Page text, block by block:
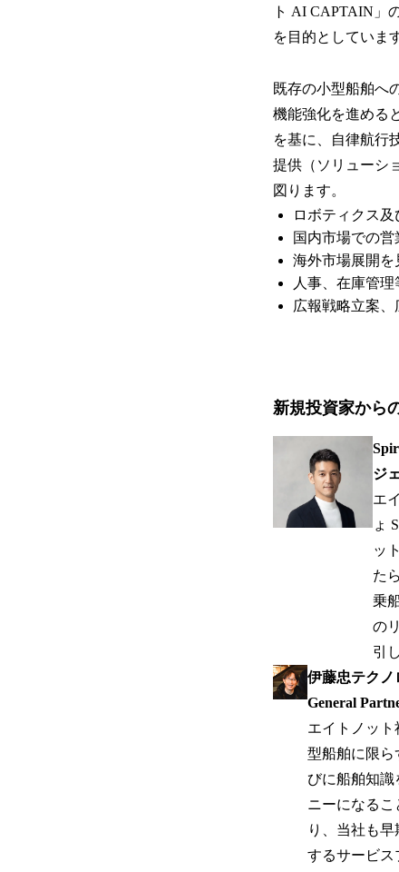
ト AI CAPTAIN」
を目的としていま
既存の小型船舶へ
機能強化を進める
を基に、自律航行
提供（ソリューシ
図ります。
ロボティクス
国内市場での
海外市場展開を
人事、在庫管
広報戦略立案
新規投資家から
ジ
エ
ょ
ッ
た
乗
の
引
伊藤忠テクノ
General
エイトノッ
型船舶に限ら
びに船舶知
ニーになる
り、当社も
するサービス